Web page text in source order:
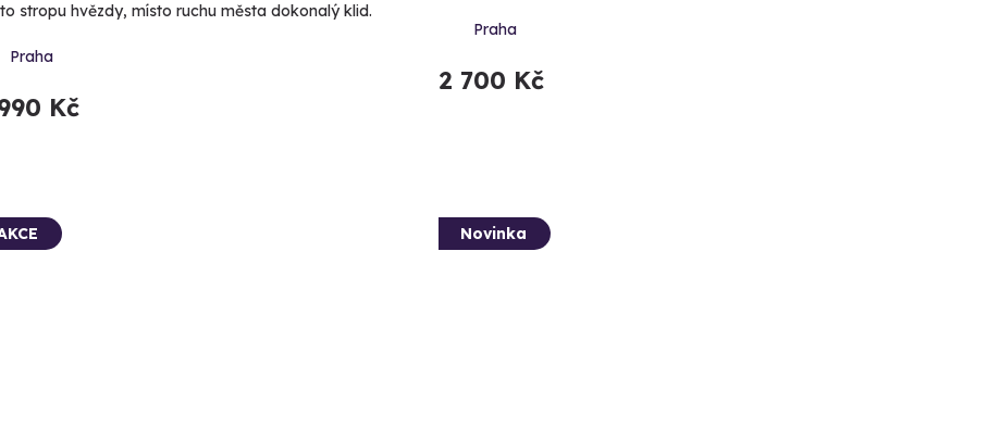
stropu hvězdy, místo ruchu města dokonalý klid.
Praha
Kč
Praha
2 700 Kč
Novinka